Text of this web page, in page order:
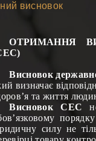
висновок
ОТРИМАННЯ
Висновок
визначає
та життя
Висновок СЕС
силу не